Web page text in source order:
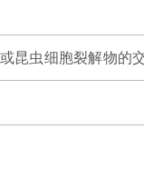
昆虫细胞裂解物的